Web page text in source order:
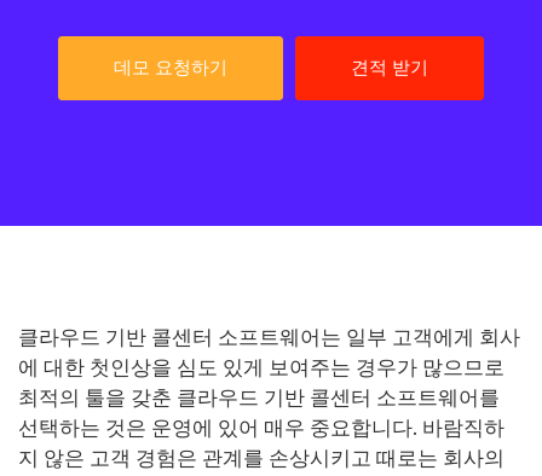
데모 요청하기 견적 받기
클라우드 기반 콜센터 소프트웨어는 일부 고객에게 회사
에 대한 첫인상을 심도 있게 보여주는 경우가 많으므로
최적의 툴을 갖춘 클라우드 기반 콜센터 소프트웨어를
선택하는 것은 운영에 있어 매우 중요합니다. 바람직하
지 않은 고객 경험은 관계를 손상시키고 때로는 회사의